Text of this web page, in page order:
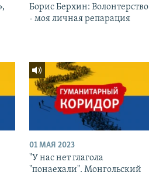
Борис Берхин: Волонтерство
- моя личная репарация
01 МАЯ 2023
"У нас нет глагола
"понаехали". Монгольский